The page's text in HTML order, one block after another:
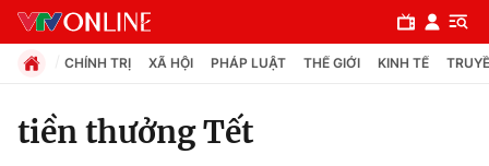
CHÍNH TRỊ XÃ HỘI PHÁP LUẬT THẾ GIỚI KINH TẾ
tiền thưởng Tết